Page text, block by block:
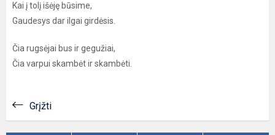
Kai į tolį išėję būsime,
Gaudesys dar ilgai girdėsis.
Čia rugsėjai bus ir gegužiai,
Čia varpui skambėt ir skambėti.
Grįžti